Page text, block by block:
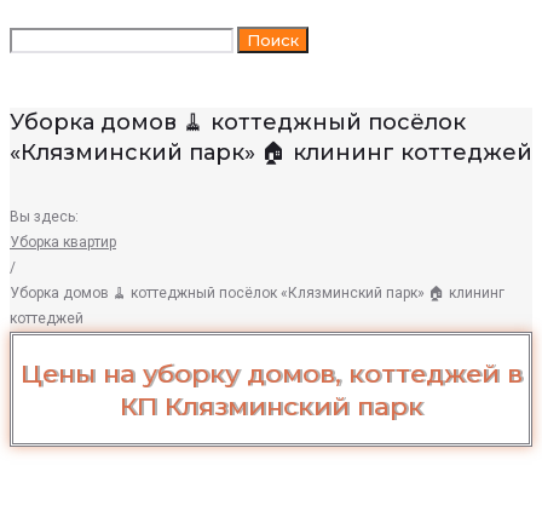
Поиск
Уборка домов 🧹 коттеджный посёлок
«Клязминский парк» 🏠 клининг коттеджей
Вы здесь:
Уборка квартир
/
Уборка домов 🧹 коттеджный посёлок «Клязминский парк» 🏠 клининг
коттеджей
Уборка
домов
коттеджный
Цены на уборку домов, коттеджей в
КП Клязминский парк